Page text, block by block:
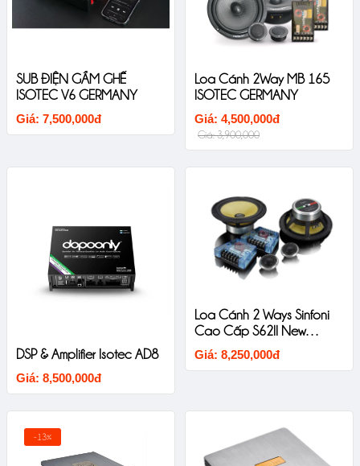
SUB ĐIỆN GẦM GHẾ
ISOTEC V6 GERMANY
Giá: 7,500,000đ
Loa Cánh 2Way MB 165
ISOTEC GERMANY
Giá: 4,500,000đ
Giá: 3,900,000
DSP & Amplifier Isotec AD8
Giá: 8,500,000đ
Loa Cánh 2 Ways Sinfoni
Cao Cấp S62II New
Version
Giá: 8,250,000đ
-13%